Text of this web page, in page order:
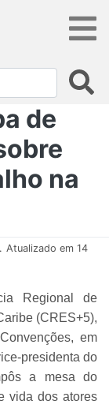
de
na
Atualizado em 14
Regional de
(CRES+5),
em
presidenta do
a mesa do
vida dos atores